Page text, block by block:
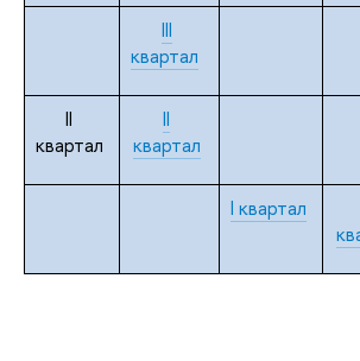
III
квартал
II
квартал
II
квартал
I квартал